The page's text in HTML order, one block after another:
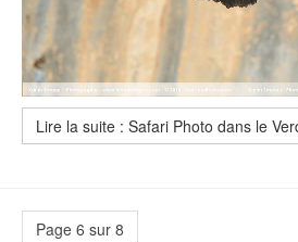
Lire la suite : Safari Photo dans le
Page 6 sur 8